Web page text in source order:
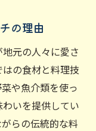
の理由
元の人々に愛さ
の食材と料理技
や魚介類を使っ
いを提供してい
らの伝統的な料